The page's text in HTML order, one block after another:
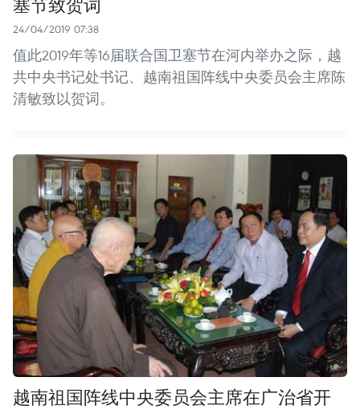
24/04/2019 07:38
值此2019年等16届联合国卫塞节在河内举办之际，越
共中央书记处书记、越南祖国阵线中央委员会主席陈
清敏致以贺词。
越南祖国阵线中央委员会主席在广治省开